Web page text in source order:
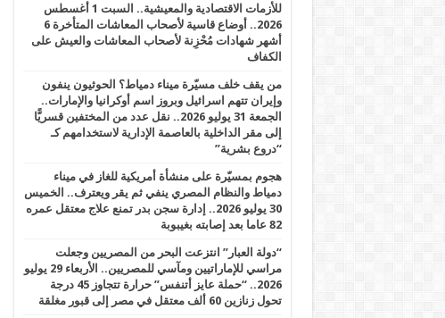
للأزمات الاقتصادية والمعيشية.. السبت 1 أغسطس
2026.. أوضاع قاسية لأصحاب المعاشات المتأخرة 6
أشهر شهادات مُحْزِنة لأصحاب المعاشات والعيش على
الكفاف
من يقف خلف مسيّرة ميناء دمياط؟ الحوثيون ينفون
وإيران تتهم اسرائيل وبروز اسم أوكرانيا والإمارات..
الجمعة 31 يوليو 2026.. نقل عدد من المختفين قسريًّا
إلى مقر الداخلية بالعاصمة الإدارية لاستخدامهم كـ
“دروع بشرية”
هجوم بمسيّرة على منشأة أمريكية للغاز في ميناء
دمياط والنظام المصري ينفي ثم يقر ويعترف.. الخميس
30 يوليو 2026.. إدارة سجن بدر تمنع علاج معتقل عمره
82 عاما بعد إصابته بغيبوبة
“دولة العبار” انتزعت البحر من المصريين وجعلت
مراسي للإماراتيين ومآسي للمصريين.. الأربعاء 29 يوليو
2026.. “حملة عايز أتنفس” حرارة تتجاوز 45 درجة
تحول زنازين 60 ألف معتقل في مصر إلى قبور مغلقة